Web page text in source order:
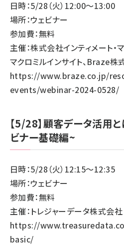
日時：5/28（火）12:00～13:00
場所：ウェビナー
参加費：無料
主催：株式会社インティメート・
マクロミルインサイト、Braze株
https://www.braze.co.jp/
events/webinar-2024-0528/
【5/28】顧客データ活用
ビナー基礎編~
日時：5/28（火）12:15～12:35
場所：ウェビナー
参加費：無料
主催：トレジャーデータ株式会社
https://
basic/